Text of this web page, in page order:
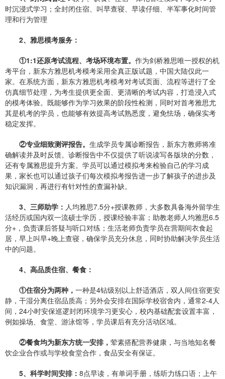
时沉浸式学习；全封闭住宿、叫早查寝、早读仔细、半军事化时间管
理和行为管理
2、雅思模考服务 ：
①1:1还原考试流程、考场环境布置。 作为剑桥雅思唯一授权的机
考平台，新东方雅思机考模考采用全真正版试题，中国大陆仅此一
家。在系统方面，新东方雅思机考模考对考试页面、流程等进行了全
仿真细节处理，为考生提供更全面、更清晰的考试内容，打造浸入式
的模考体验。既能够作为学习效果的阶段性检测，同时对首考雅思尤
其是机考的学员，也能够有效提高考试熟悉度，避免怯场，确保实考
稳定发挥。
②专业细致测评报告。 生成学员专属诊断报告，新东方教师将准
确解读并及时反馈。诊断报告中不仅提供了听说读写各版块的分数，
还有专属雅思提升方案。学员可以通过模拟考来检验自己的学习成
果，家长也可以通过孩子们每次模拟考报告进一步了解孩子的进步及
知识漏洞，再进行有针对性的查漏补缺。
3、三师助学 ： 人均雅思7.5分+授课教师，大多数具备海外留学生
活经历或国内双一流硕士学历，授课经验丰富；助教老师人均雅思6.5
分+，负责课后答疑与听口对练；生活老师负责学员在营期间衣食起
居，早上叫早+晚上查寝，确保学员充分休息，同时协助解决学员生活
中的问题。
4、高品质住宿、餐食 ：
①住宿分为两种 ， 一种是4钻级别以上舒适酒店，双人间住宿更安
静，干湿分离住宿品质高；另外会安排在国际学校宿舍内，通常2-4人
间，24小时安保巡逻封闭环境学习更安心，校内基础配套设置丰富，
例如操场、食堂、游泳馆等，学员课后有充分活动区域。
②餐食均为新东方统一安排， 荤素搭配营养健康，与当地知名餐
饮企业合作或与学校食堂合作，食品安全有保证。
5、科学时间安排： 8点早读，有单词手册，练听力练口语；上午